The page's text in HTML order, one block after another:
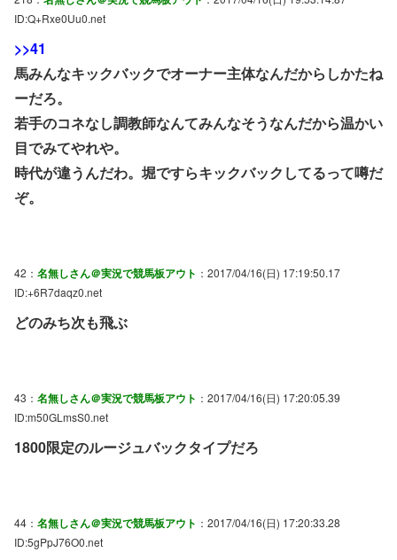
ID:Q+Rxe0Uu0.net
>>41
馬みんなキックバックでオーナー主体なんだからしかたね
ーだろ。
若手のコネなし調教師なんてみんなそうなんだから温かい
目でみてやれや。
時代が違うんだわ。堀ですらキックバックしてるって噂だ
ぞ。
42： 名無しさん＠実況で競馬板アウト ：2017/04/16(日) 17:19:50.17
ID:+6R7daqz0.net
どのみち次も飛ぶ
43： 名無しさん＠実況で競馬板アウト ：2017/04/16(日) 17:20:05.39
ID:m50GLmsS0.net
1800限定のルージュバックタイプだろ
44： 名無しさん＠実況で競馬板アウト ：2017/04/16(日) 17:20:33.28
ID:5gPpJ76O0.net